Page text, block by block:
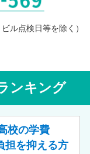
ル点検日等を除く）
ンキング
校の学費
担を抑える方